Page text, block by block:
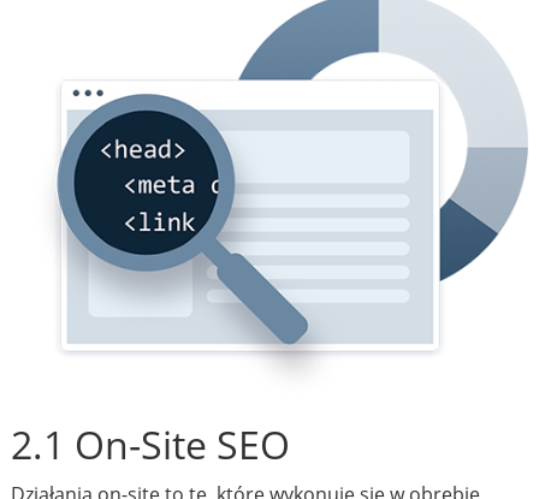
2.1 On-Site SEO
Działania on-site to te, które wykonuje się w obrębie